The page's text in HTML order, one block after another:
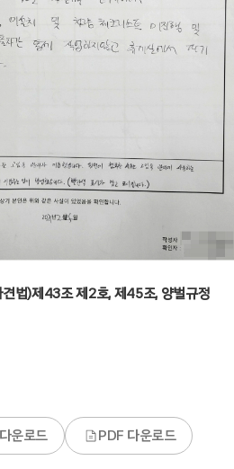
법)제43조 제2호, 제45조, 양벌규정
운로드 PDF 다운로드